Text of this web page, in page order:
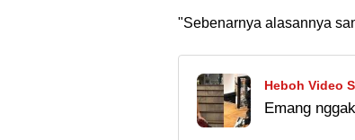
"Sebenarnya alasannya
Heboh Video
Orang
Emang